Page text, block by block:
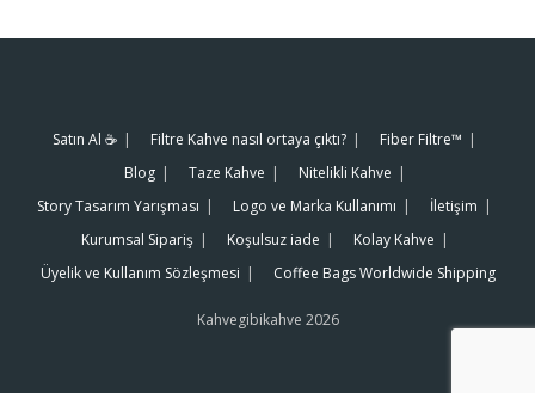
Satın Al ☕️ Filtre Kahve nasıl ortaya çıktı?
Fiber Filtre™
Blog
Taze Kahve
Nitelikli Kahve
Story Tasarım Yarışması
Logo ve Marka Kullanımı
İletişim
Kurumsal Sipariş
Koşulsuz iade
Kolay Kahve
Üyelik ve Kullanım Sözleşmesi
Coffee Bags Worldwide Shipping
Kahvegibikahve 2026